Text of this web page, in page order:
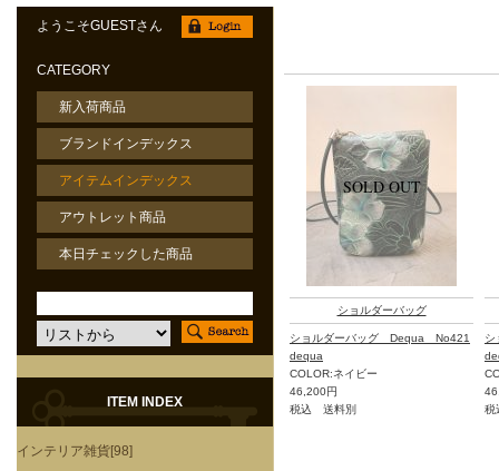
ショルダーバッグ
ショルダーバッグ Dequa No421
dequa
COLOR:ネイビー
46,200円
税込 送料別
税
ようこそGUESTさん
CATEGORY
新入荷商品
ブランドインデックス
アイテムインデックス
アウトレット商品
本日チェックした商品
ITEM INDEX
インテリア雑貨[98]